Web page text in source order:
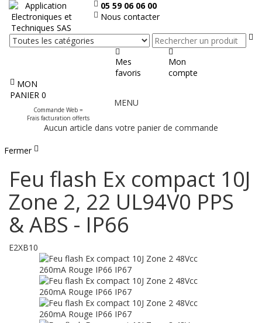
05 59 06 06 00
Nous contacter
Mes
favoris
Mon
compte
MON
PANIER 0
Commande Web =
Frais facturation offerts
le
MENU
Aucun article dans votre panier de commande
Fermer
Feu flash Ex compact 10J
Zone 2, 22 UL94V0 PPS
& ABS - IP66
E2XB10